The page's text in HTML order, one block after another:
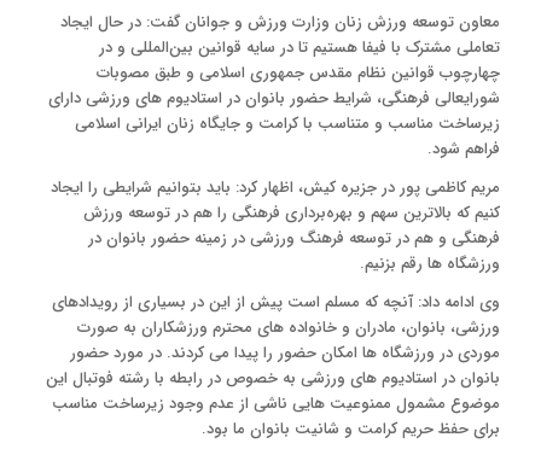
معاون توسعه ورزش زنان وزارت ورزش و جوانان گفت: در حال ایجاد
تعاملی مشترک با فیفا هستیم تا در سایه قوانین بین‌المللی و در
چهارچوب قوانین نظام مقدس جمهوری اسلامی و طبق مصوبات
شورایعالی فرهنگی، شرایط حضور بانوان در استادیوم های ورزشی دارای
زیرساخت مناسب و متناسب با کرامت و جایگاه زنان ایرانی اسلامی
فراهم شود.
مریم کاظمی پور در جزیره کیش، اظهار کرد: باید بتوانیم شرایطی را ایجاد
کنیم که بالاترین سهم و بهره‌برداری فرهنگی را هم در توسعه ورزش
فرهنگی و هم در توسعه فرهنگ ورزشی در زمینه حضور بانوان در
ورزشگاه ها رقم بزنیم.
وی ادامه داد: آنچه که مسلم است پیش از این در بسیاری از رویدادهای
ورزشی، بانوان، مادران و خانواده های محترم ورزشکاران به صورت
موردی در ورزشگاه ها امکان حضور را پیدا می کردند. در مورد حضور
بانوان در استادیوم های ورزشی به خصوص در رابطه با رشته فوتبال این
موضوع مشمول ممنوعیت هایی ناشی از عدم وجود زیرساخت مناسب
برای حفظ حریم کرامت و شانیت بانوان ما بود.